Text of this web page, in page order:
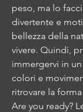
peso, ma lo
divertente e
bellezza della
vivere. Quindi,
immergervi in
colori e
ritrovare la
Are you ready?